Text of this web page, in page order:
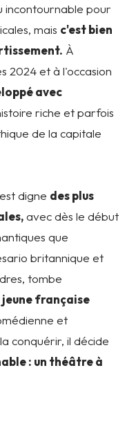
incontournable pour
mais c'est bien
À
2024 et à l'occasion
avec
riche et parfois
de la capitale
digne des plus
avec dès le début
que
britannique et
tombe
jeune française
et
conquérir, il décide
: un théâtre à